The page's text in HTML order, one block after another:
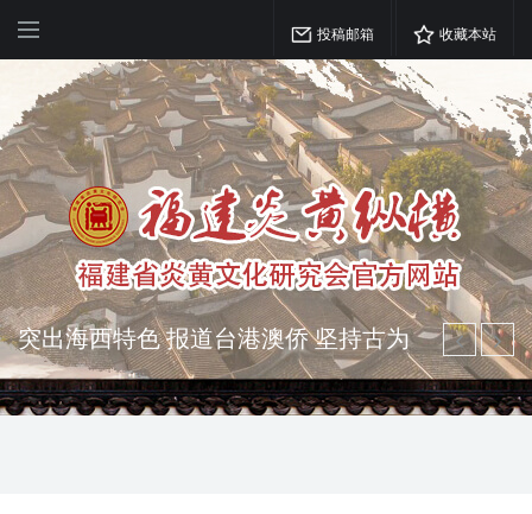
投稿邮箱 收藏本站
突出海西特色 报道台港澳侨 坚持古为
今用 力求雅俗共赏
弘扬优秀文化 振奋民族精神 介绍民族
瑰宝 宣传中华精英